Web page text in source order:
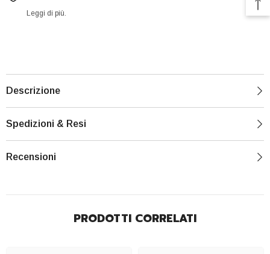
Leggi di più.
Descrizione
Spedizioni & Resi
Recensioni
PRODOTTI CORRELATI